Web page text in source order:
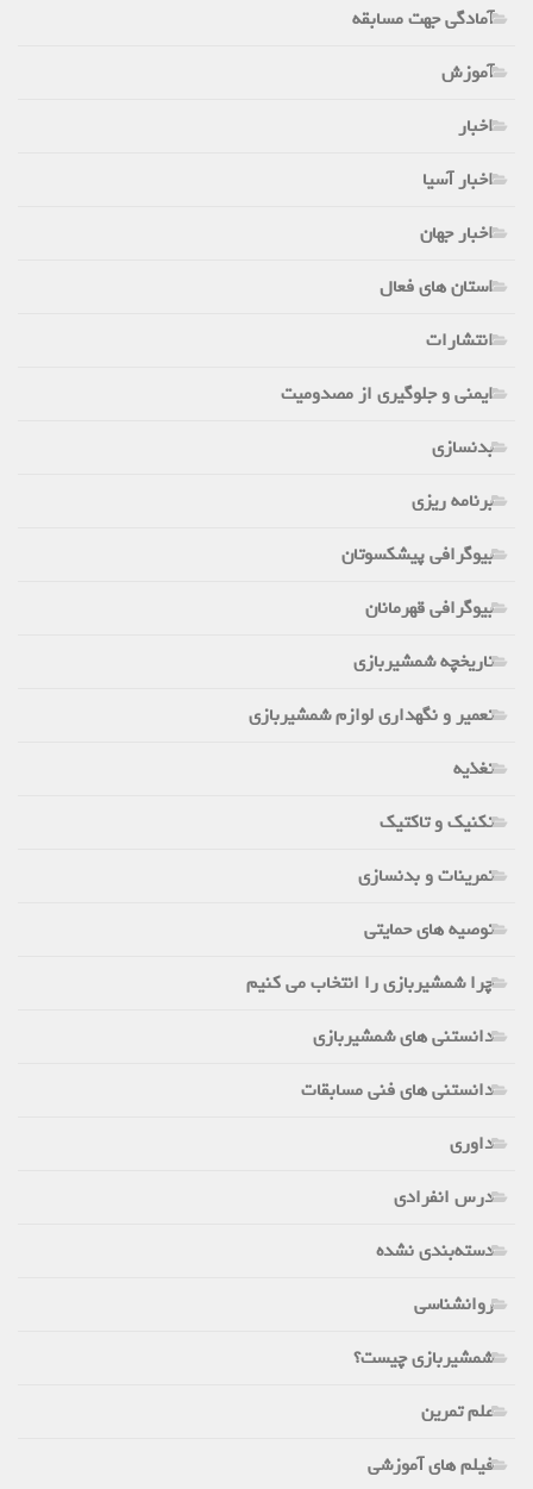
آمادگی جهت مسابقه
آموزش
اخبار
اخبار آسیا
اخبار جهان
استان های فعال
انتشارات
ایمنی و جلوگیری از مصدومیت
بدنسازی
برنامه ریزی
بیوگرافی پیشکسوتان
بیوگرافی قهرمانان
تاریخچه شمشیربازی
تعمیر و نگهداری لوازم شمشیربازی
تغذیه
تکنیک و تاکتیک
تمرینات و بدنسازی
توصیه های حمایتی
چرا شمشیربازی را انتخاب می کنیم
دانستنی های شمشیربازی
دانستنی های فنی مسابقات
داوری
درس انفرادی
دسته‌بندی نشده
روانشناسی
شمشیربازی چیست؟
علم تمرین
فیلم های آموزشی